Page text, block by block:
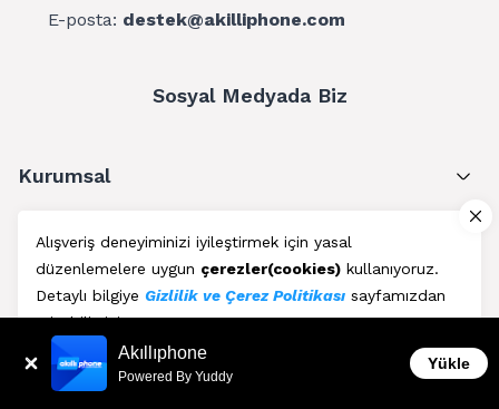
Alışveriş deneyiminizi iyileştirmek için yasal
düzenlemelere uygun çerezler(cookies) kullanıyoruz.
Detaylı bilgiye Gizlilik ve Çerez Politikası sayfamızdan
erişebilirsiniz.
Kabul Et
E-posta: destek@akilliphone.com
Sosyal Medyada Biz
Kurumsal
Müşteri Hizmetleri
Üyelik
Blog Akıllıphone
Powered By Yuddy
Yükle